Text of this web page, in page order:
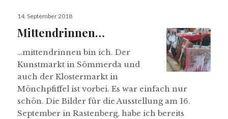
Veröffentlicht
14. September 2018
Mittendrinnen…
…mittendrinnen bin ich. Der
Kunstmarkt in Sömmerda und
auch der Klostermarkt in
Mönchpfiffel ist vorbei. Es war einfach nur
schön. Die Bilder für die Ausstellung am 16.
September in Rastenberg, habe ich bereits